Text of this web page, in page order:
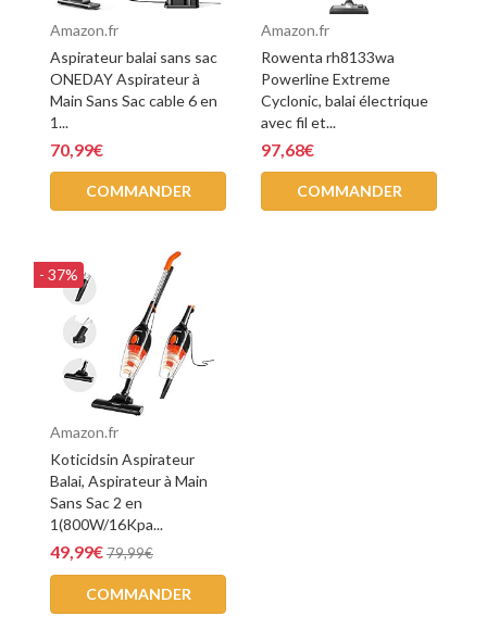
Amazon.fr
Aspirateur balai sans sac
ONEDAY Aspirateur à
Main Sans Sac cable 6 en
1...
70,99€
COMMANDER
Amazon.fr
Rowenta rh8133wa
Powerline Extreme
Cyclonic, balai électrique
avec fil et...
97,68€
COMMANDER
- 37%
Amazon.fr
Koticidsin Aspirateur
Balai, Aspirateur à Main
Sans Sac 2 en
1(800W/16Kpa...
49,99€79,99€
COMMANDER